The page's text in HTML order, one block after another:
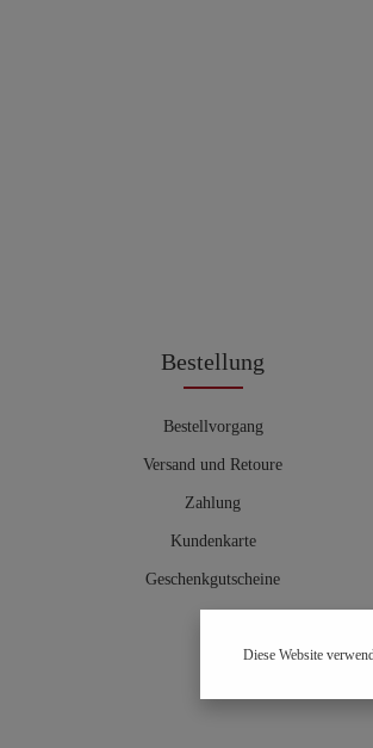
Bestellung
Bestellvorgang
Versand und Retoure
Zahlung
Kundenkarte
Geschenkgutscheine
Diese Website